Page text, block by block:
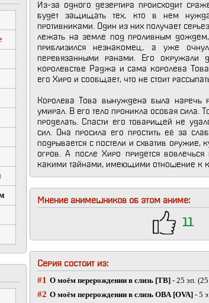
Из-за одного дезертира происходит
будет защищать тех, кто в нем
противниками. Один из них получает
лежать на земле под проливным
приблизился незнакомец, а уже
перевязанными ранами. Его окружали
королевстве Раджа и сама королева
его Хиро и сообщает, что не стоит
Королева Това вынуждена была наречь
умирал. В его тело проникла особая сила.
проделать. Спасти его товарищей не
сил. Она просила его простить её за
подрывается с постели и схватив оружие,
огров. А после Хиро придется
какими тайнами, имеющими отношение к
Мнение анимешников об этом аниме:
11
Серия состоит из:
#1 О моём перерождении в слизь [ТВ] - 25 эп.
#2 О моём перерождении в слизь ОВА [OVA] - 5